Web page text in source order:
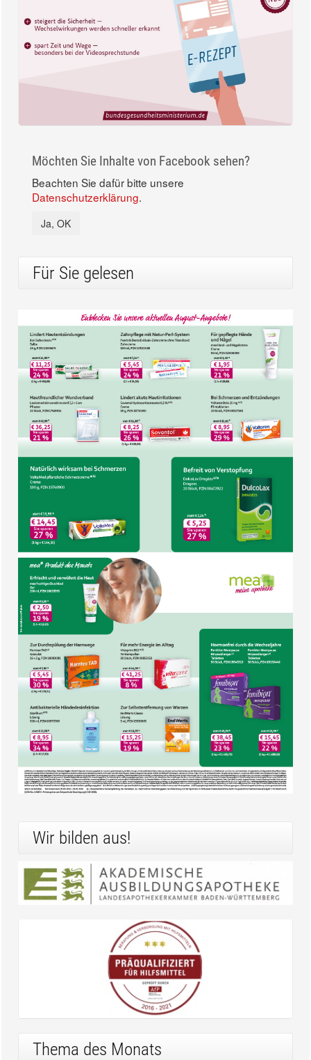
Möchten Sie Inhalte von Facebook sehen?
Beachten Sie dafür bitte unsere
Datenschutzerklärung.
Ja, OK
Für Sie gelesen
Wir bilden aus!
Thema des Monats